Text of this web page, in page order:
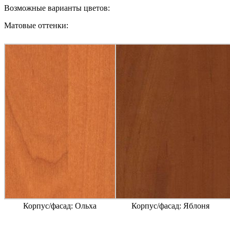
Возможные варианты цветов:
Матовые оттенки:
Корпус/фасад: Ольха Корпус/фасад: Яблоня